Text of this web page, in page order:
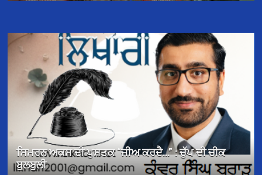
ਡਾ. ਗੁਰਦੇਵ ਸਿੰਘ ਘਣਗਸ ਦੀ ਕਵਿਤਾ ਪ੍ਰੇਰਨਾ ਤੇ ਉਤਸ਼ਾਹ
ਜਗਾਉਂਦੀ ਹੈ—ਡਾ: ਪ੍ਰੀਤਮ ਸਿੰਘ ਕੈਂਬੋ